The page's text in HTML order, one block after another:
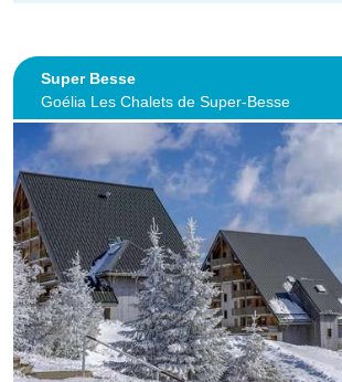
Super Besse
Goélia Les Chalets de Super-Besse